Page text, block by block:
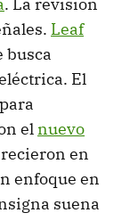
. La revisión
Leaf
busca
El
elnuevo
en
enfoque en
suena